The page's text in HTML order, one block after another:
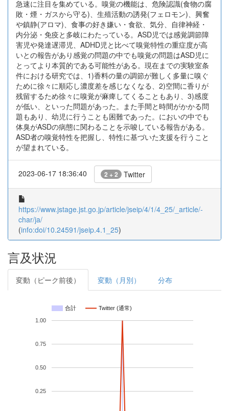
急速に注目を集めている。嗅覚の機能は、危険認識(食物の腐
敗・煙・ガスから守る)、生殖活動の誘発(フェロモン)、興奮
や鎮静(アロマ)、食事の好き嫌い・食欲、気分、自律神経・
内分泌・免疫と多岐にわたっている。ASD児では感覚調節障
害児や発達遅滞児、ADHD児と比べて嗅覚特性の重症度が高
いとの報告があり感覚の問題の中でも嗅覚の問題はASD児に
とってより本質的である可能性がある。現在までの実験室条
件における研究では、1)香料の量の調節が難しく多量に嗅ぐ
ために徐々に順応し濃度差を感じなくなる、2)空間に香りが
残留するため徐々に嗅覚が麻痺してくることもあり、3)感度
が低い、といった問題があった。また手間と時間がかかる問
題もあり、幼児に行うことも困難であった。においの中でも
体臭がASDの病態に関わることを示唆している報告がある。
ASD者の嗅覚特性を把握し、特性に基づいた支援を行うこと
が望まれている。
2023-06-17 18:36:40 2 + 2 Twitter
https://www.jstage.jst.go.jp/article/jseip/4/1/4_25/_article/-
char/ja/
(info:doi/10.24591/jseip.4.1_25)
言及状況
変動（ピーク前後） 変動（月別） 分布
合計 Twitter (通常)
0.25
0.50
0.75
1.00